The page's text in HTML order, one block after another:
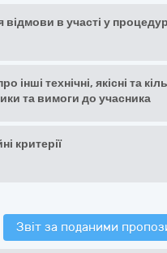
відмови в участі у
інші технічні, якісні та
та вимоги до учасника
критерії
Звіт за поданими